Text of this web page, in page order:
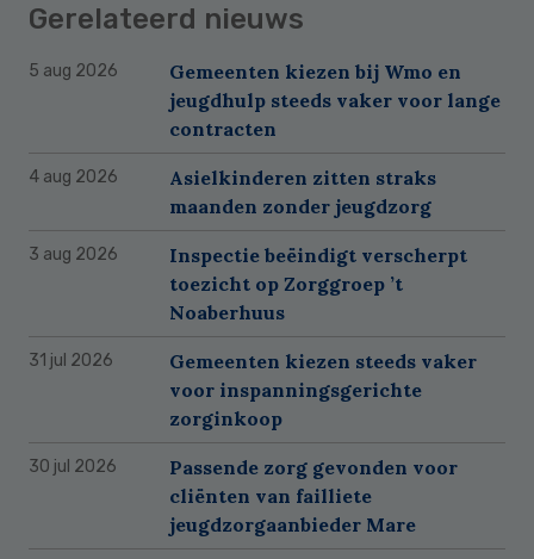
Gerelateerd nieuws
5 aug 2026
Gemeenten kiezen bij Wmo en
jeugdhulp steeds vaker voor lange
contracten
4 aug 2026
Asielkinderen zitten straks
maanden zonder jeugdzorg
3 aug 2026
Inspectie beëindigt verscherpt
toezicht op Zorggroep ’t
Noaberhuus
31 jul 2026
Gemeenten kiezen steeds vaker
voor inspanningsgerichte
zorginkoop
30 jul 2026
Passende zorg gevonden voor
cliënten van failliete
jeugdzorgaanbieder Mare